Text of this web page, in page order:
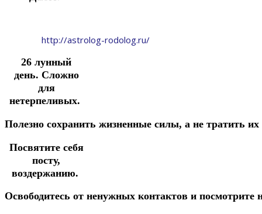
http://astrolog-rodolog.ru/
26 лунный
день. Сложно
для
нетерпеливых.
Полезно сохранить жизненные силы, а не тратить их
Посвятите себя
посту,
воздержанию.
Освободитесь от ненужных контактов и посмотрите